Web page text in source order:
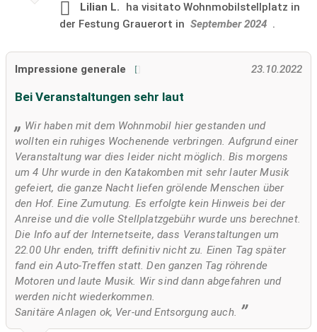
Lilian L. ha visitato Wohnmobilstellplatz in
der Festung Grauerort in September 2024 .
Impressione generale 23.10.2022
Bei Veranstaltungen sehr laut
Wir haben mit dem Wohnmobil hier gestanden und
wollten ein ruhiges Wochenende verbringen. Aufgrund einer
Veranstaltung war dies leider nicht möglich. Bis morgens
um 4 Uhr wurde in den Katakomben mit sehr lauter Musik
gefeiert, die ganze Nacht liefen grölende Menschen über
den Hof. Eine Zumutung. Es erfolgte kein Hinweis bei der
Anreise und die volle Stellplatzgebühr wurde uns berechnet.
Die Info auf der Internetseite, dass Veranstaltungen um
22.00 Uhr enden, trifft definitiv nicht zu. Einen Tag später
fand ein Auto-Treffen statt. Den ganzen Tag röhrende
Motoren und laute Musik. Wir sind dann abgefahren und
werden nicht wiederkommen.
Sanitäre Anlagen ok, Ver-und Entsorgung auch.